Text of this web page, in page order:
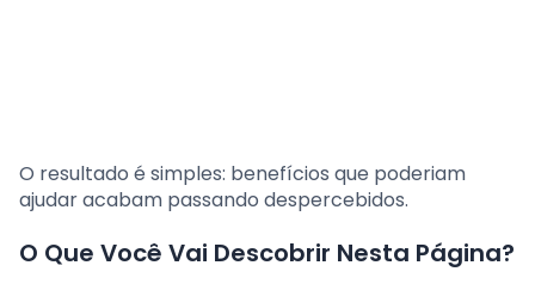
O resultado é simples: benefícios que poderiam
ajudar acabam passando despercebidos.
O Que Você Vai Descobrir Nesta Página?